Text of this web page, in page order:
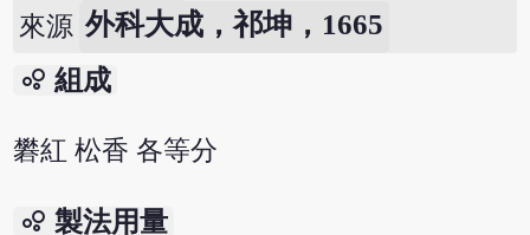
來源 外科大成，祁坤，1665
bubble_chart 組成
礬紅 松香 各等分
bubble_chart 製法用量